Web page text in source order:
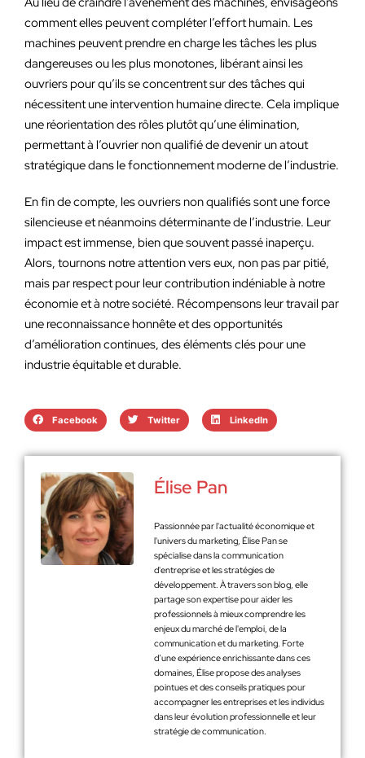
comment elles peuvent compléter l’effort humain. Les
machines peuvent prendre en charge les tâches les plus
dangereuses ou les plus monotones, libérant ainsi les
ouvriers pour qu’ils se concentrent sur des tâches qui
nécessitent une intervention humaine directe. Cela implique
une réorientation des rôles plutôt qu’une élimination,
permettant à l’ouvrier non qualifié de devenir un atout
stratégique dans le fonctionnement moderne de l’industrie.
En fin de compte, les ouvriers non qualifiés sont une force
silencieuse et néanmoins déterminante de l’industrie. Leur
impact est immense, bien que souvent passé inaperçu.
Alors, tournons notre attention vers eux, non pas par pitié,
mais par respect pour leur contribution indéniable à notre
économie et à notre société. Récompensons leur travail par
une reconnaissance honnête et des opportunités
d’amélioration continues, des éléments clés pour une
industrie équitable et durable.
Facebook Twitter LinkedIn
Élise Pan
Passionnée par l'actualité économique et
l'univers du marketing, Élise Pan se
spécialise dans la communication
d'entreprise et les stratégies de
développement. À travers son blog, elle
partage son expertise pour aider les
professionnels à mieux comprendre les
enjeux du marché de l'emploi, de la
communication et du marketing. Forte
d’une expérience enrichissante dans ces
domaines, Élise propose des analyses
pointues et des conseils pratiques pour
accompagner les entreprises et les individus
dans leur évolution professionnelle et leur
stratégie de communication.